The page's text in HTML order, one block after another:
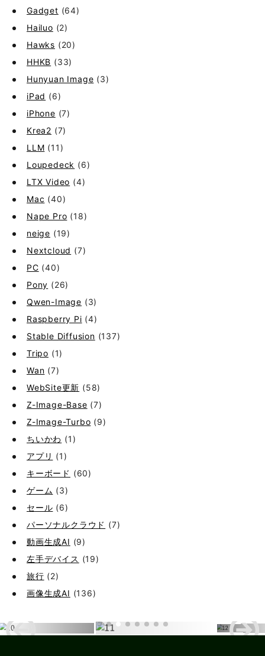
Gadget (64)
Hailuo (2)
Hawks (20)
HHKB (33)
Hunyuan Image (3)
iPad (6)
iPhone (7)
Krea2 (7)
LLM (11)
Loupedeck (6)
LTX Video (4)
Mac (40)
Nape Pro (18)
neige (19)
Nextcloud (7)
PC (40)
Pony (26)
Qwen-Image (3)
Raspberry Pi (4)
Stable Diffusion (137)
Tripo (1)
Wan (7)
WebSite更新 (58)
Z-Image-Base (7)
Z-Image-Turbo (9)
ちいかわ (1)
アプリ (1)
キーボード (60)
ゲーム (3)
セール (6)
パーソナルクラウド (7)
動画生成AI (9)
左手デバイス (19)
旅行 (2)
画像生成AI (136)